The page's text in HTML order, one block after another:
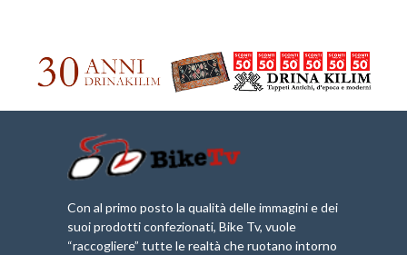
Con al primo posto la qualità delle immagini e dei
suoi prodotti confezionati, Bike Tv, vuole
“raccogliere” tutte le realtà che ruotano intorno